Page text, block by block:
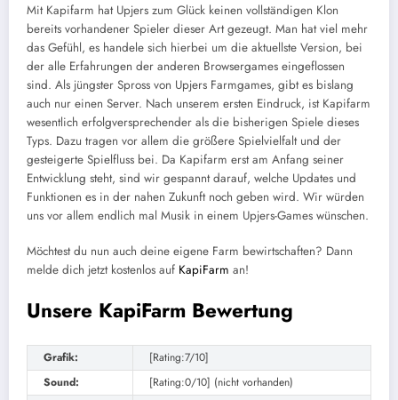
Mit Kapifarm hat Upjers zum Glück keinen vollständigen Klon
bereits vorhandener Spieler dieser Art gezeugt. Man hat viel mehr
das Gefühl, es handele sich hierbei um die aktuellste Version, bei
der alle Erfahrungen der anderen Browsergames eingeflossen
sind. Als jüngster Spross von Upjers Farmgames, gibt es bislang
auch nur einen Server. Nach unserem ersten Eindruck, ist Kapifarm
wesentlich erfolgversprechender als die bisherigen Spiele dieses
Typs. Dazu tragen vor allem die größere Spielvielfalt und der
gesteigerte Spielfluss bei. Da Kapifarm erst am Anfang seiner
Entwicklung steht, sind wir gespannt darauf, welche Updates und
Funktionen es in der nahen Zukunft noch geben wird. Wir würden
uns vor allem endlich mal Musik in einem Upjers-Games wünschen.
Möchtest du nun auch deine eigene Farm bewirtschaften? Dann
melde dich jetzt kostenlos auf KapiFarm an!
Unsere KapiFarm Bewertung
Grafik:
[Rating:7/10]
Sound:
[Rating:0/10] (nicht vorhanden)